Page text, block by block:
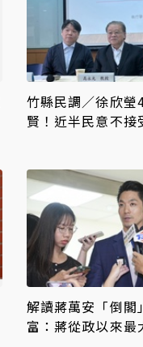
竹縣民調／徐欣
賢！近半民意不接
解讀蔣萬安「倒
富：蔣從政以來最